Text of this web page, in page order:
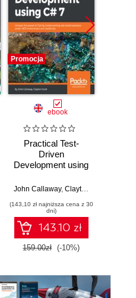
,John Callaway,Clayton Hunt
Promocja
ebook
Practical Test-
Driven
Development using
power of TDD by
world examples
under .NET
environment and
JavaScript
John Callaway, Clayton Hunt
(143,10 zł najniższa cena z 30
dni)
143.10 zł
159.00zł (-10%)